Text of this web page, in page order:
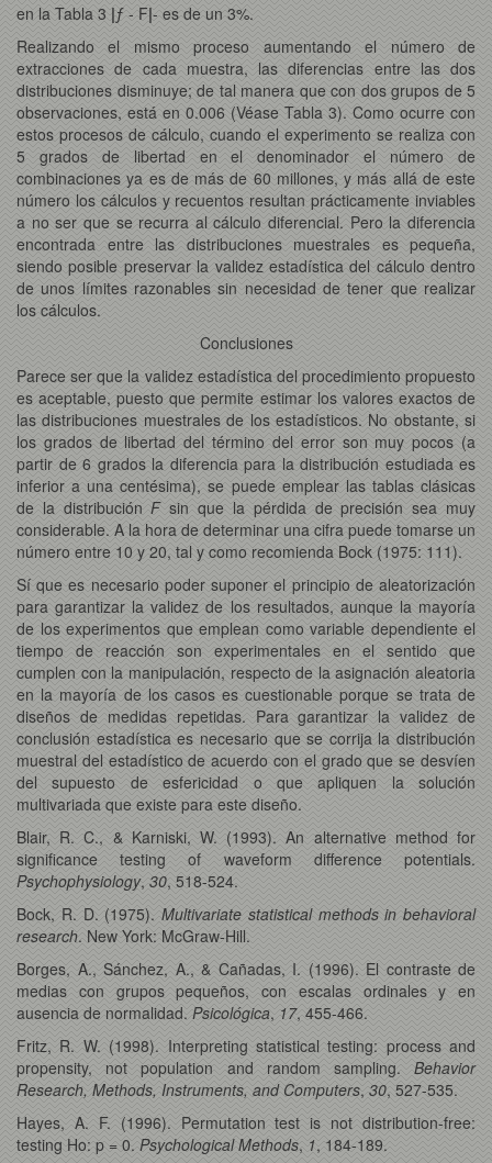
en la Tabla 3 |ƒ - F|- es de un 3%.
Realizando el mismo proceso aumentando el número de
extracciones de cada muestra, las diferencias entre las dos
distribuciones disminuye; de tal manera que con dos grupos de 5
observaciones, está en 0.006 (Véase Tabla 3). Como ocurre con
estos procesos de cálculo, cuando el experimento se realiza con
5 grados de libertad en el denominador el número de
combinaciones ya es de más de 60 millones, y más allá de este
número los cálculos y recuentos resultan prácticamente inviables
a no ser que se recurra al cálculo diferencial. Pero la diferencia
encontrada entre las distribuciones muestrales es pequeña,
siendo posible preservar la validez estadística del cálculo dentro
de unos límites razonables sin necesidad de tener que realizar
los cálculos.
Conclusiones
Parece ser que la validez estadística del procedimiento propuesto
es aceptable, puesto que permite estimar los valores exactos de
las distribuciones muestrales de los estadísticos. No obstante, si
los grados de libertad del término del error son muy pocos (a
partir de 6 grados la diferencia para la distribución estudiada es
inferior a una centésima), se puede emplear las tablas clásicas
de la distribuciónFsin que la pérdida de precisión sea muy
considerable. A la hora de determinar una cifra puede tomarse un
número entre 10 y 20, tal y como recomienda Bock (1975: 111).
Sí que es necesario poder suponer el principio de aleatorización
para garantizar la validez de los resultados, aunque la mayoría
de los experimentos que emplean como variable dependiente el
tiempo de reacción son experimentales en el sentido que
cumplen con la manipulación, respecto de la asignación aleatoria
en la mayoría de los casos es cuestionable porque se trata de
diseños de medidas repetidas. Para garantizar la validez de
conclusión estadística es necesario que se corrija la distribución
muestral del estadístico de acuerdo con el grado que se desvíen
del supuesto de esfericidad o que apliquen la solución
multivariada que existe para este diseño.
Blair, R. C., & Karniski, W. (1993). An alternative method for
significance testing of waveform difference potentials.
Psychophysiology, 30, 518-524.
Bock, R. D. (1975). Multivariate statistical methods in behavioral
research. New York: McGraw-Hill.
Borges, A., Sánchez, A., & Cañadas, I. (1996). El contraste de
medias con grupos pequeños, con escalas ordinales y en
ausencia de normalidad. Psicológica, 17, 455-466.
Fritz, R. W. (1998). Interpreting statistical testing: process and
propensity, not population and random sampling. Behavior
Research, Methods, Instruments, and Computers, 30, 527-535.
Hayes, A. F. (1996). Permutation test is not distribution-free:
testing Ho: p = 0. Psychological Methods, 1, 184-189.